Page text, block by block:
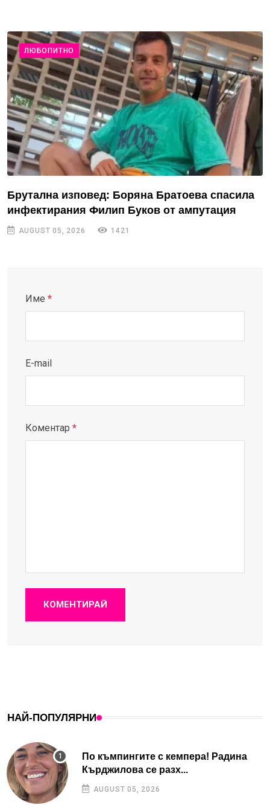
ЛЮБОПИТНО
Брутална изповед: Боряна Братоева спасила
инфектирания Филип Буков от ампутация
AUGUST 05, 2026 1421
Име *
E-mail
Коментар *
КОМЕНТИРАЙ
НАЙ-ПОПУЛЯРНИ
По къмпингите с кемпера! Радина
Кърджилова се разх...
AUGUST 05, 2026